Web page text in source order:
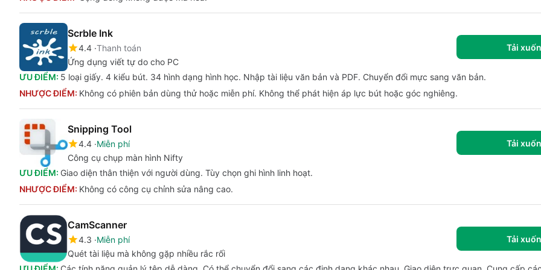
Scrble Ink
4.4 Thanh toán
Ứng dụng viết tự do cho PC
Tải
ƯU ĐIỂM: 5 loại giấy. 4 kiểu bút. 34 hình dạng hình học. Nhập tài liệu văn bản và PDF. Chuyển đổi mực sang văn bản.
NHƯỢC ĐIỂM: Không có phiên bản dùng thử hoặc miễn phí. Không thể phát hiện áp lực bút hoặc góc nghiêng.
Snipping Tool
4.4 Miễn phí
Công cụ chụp màn hình Nifty
Tải
ƯU ĐIỂM: Giao diện thân thiện với người dùng. Tùy chọn ghi hình linh hoạt.
NHƯỢC ĐIỂM: Không có công cụ chỉnh sửa nâng cao.
CamScanner
4.3 Miễn phí
Quét tài liệu mà không gặp nhiều rắc rối
Tải